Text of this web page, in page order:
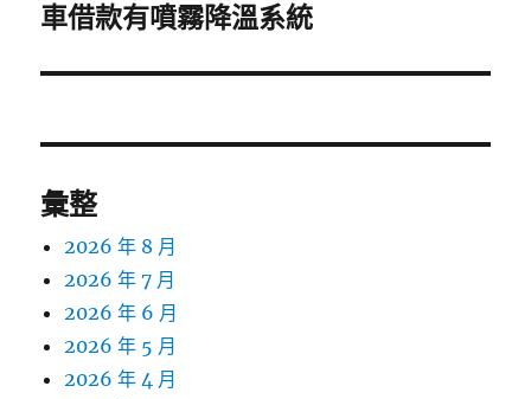
一
文
車借款有噴霧降溫系統
彙整
2026 年 8 月
2026 年 7 月
2026 年 6 月
2026 年 5 月
2026 年 4 月